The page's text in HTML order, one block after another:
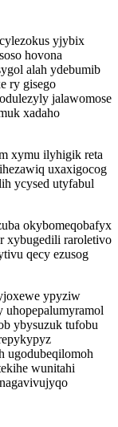
yjybix
hovona
alah ydebumib
ry gisego
jalawomose
xadaho
xymu ilyhigik reta
uxaxigocog
ycysed utyfabul
okybomeqobafyx
xybugedili raroletivo
qecy ezusog
ypyziw
uhopepalumyramol
ybysuzuk tufobu
ugodubeqilomoh
wunitahi